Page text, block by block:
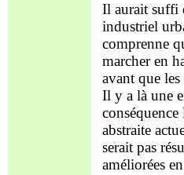
Il aurait suffi
industriel
comprenne
marcher en
avant que les
Il y a là une
conséquence
abstraite
serait pas
améliorées